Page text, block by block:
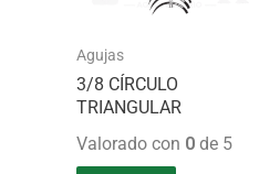
Agujas
3/8 CÍRCULO
TRIANGULAR
Valorado con 0 de 5